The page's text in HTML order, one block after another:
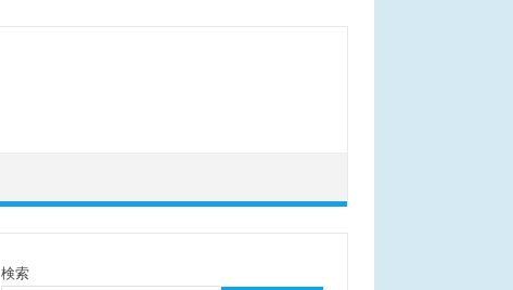
検索